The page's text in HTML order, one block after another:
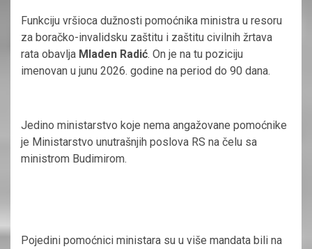
Funkciju vršioca dužnosti pomoćnika ministra u resoru
za boračko-invalidsku zaštitu i zaštitu civilnih žrtava
rata obavlja Mladen Radić. On je na tu poziciju
imenovan u junu 2026. godine na period do 90 dana.
Jedino ministarstvo koje nema angažovane pomoćnike
je Ministarstvo unutrašnjih poslova RS na čelu sa
ministrom Budimirom.
Pojedini pomoćnici ministara su u više mandata bili na